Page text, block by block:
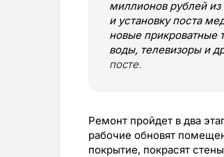
миллионов рублей
и установку поста
новые прикроватные
воды, телевизоры и
посте.
Ремонт пройдет в два
рабочие обновят
покрытие, покрасят